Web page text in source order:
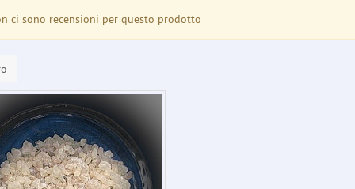
ci sono recensioni per questo prodotto